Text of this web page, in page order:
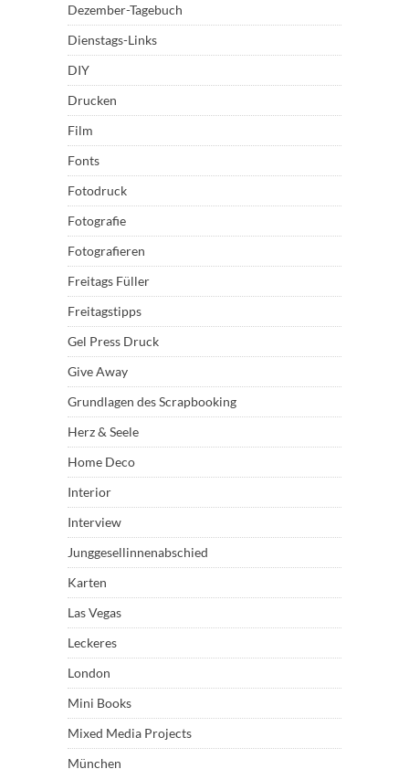
Dezember-Tagebuch
Dienstags-Links
DIY
Drucken
Film
Fonts
Fotodruck
Fotografie
Fotografieren
Freitags Füller
Freitagstipps
Gel Press Druck
Give Away
Grundlagen des Scrapbooking
Herz & Seele
Home Deco
Interior
Interview
Junggesellinnenabschied
Karten
Las Vegas
Leckeres
London
Mini Books
Mixed Media Projects
München